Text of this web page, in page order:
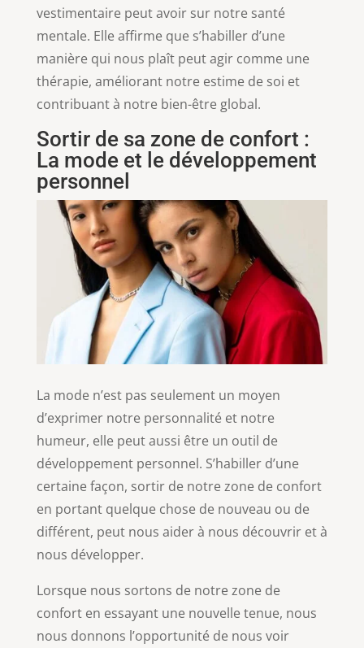
vestimentaire peut avoir sur notre santé
mentale. Elle affirme que s’habiller d’une
manière qui nous plaît peut agir comme une
thérapie, améliorant notre estime de soi et
contribuant à notre bien-être global.
Sortir de sa zone de confort :
La mode et le développement
personnel
La mode n’est pas seulement un moyen
d’exprimer notre personnalité et notre
humeur, elle peut aussi être un outil de
développement personnel. S’habiller d’une
certaine façon, sortir de notre zone de confort
en portant quelque chose de nouveau ou de
différent, peut nous aider à nous découvrir et à
nous développer.
Lorsque nous sortons de notre zone de
confort en essayant une nouvelle tenue, nous
nous donnons l’opportunité de nous voir